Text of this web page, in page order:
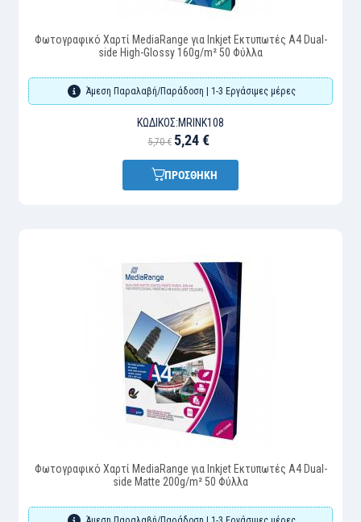
Φωτογραφικό Χαρτί MediaRange για Inkjet Εκτυπωτές Α4 Dual-
side High-Glossy 160g/m² 50 Φύλλα
Άμεση Παραλαβή/Παράδοση | 1-3 Εργάσιμες μέρες
ΚΩΔΙΚΌΣ:MRINK108
5,70 € 5,24 €
ΠΡΟΣΘΗΚΗ
Φωτογραφικό Χαρτί MediaRange για Inkjet Εκτυπωτές A4 Dual-
side Matte 200g/m² 50 Φύλλα